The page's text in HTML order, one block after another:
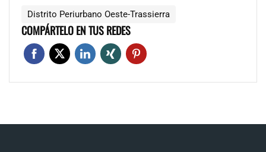
Distrito Periurbano Oeste-Trassierra
COMPÁRTELO EN TUS REDES